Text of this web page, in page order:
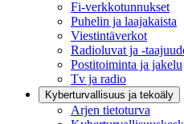
Fi-verkkotunnukset
Puhelin ja laajakaista
Viestintäverkot
Radioluvat ja -
Postitoiminta ja jakelu
Tv ja radio
Kyberturvallisuus ja tekoäly
Arjen tietoturva